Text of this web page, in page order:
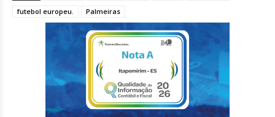
futebol europeu.
Palmeiras